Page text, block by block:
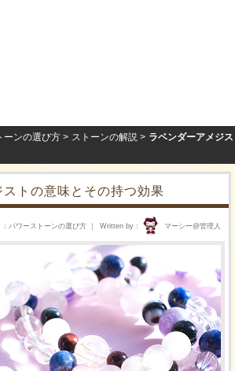
ーンの選び方 ストーンの解説
ラベンダーアメジス
トの意味とその持つ効果
Written by マーシー@管理人
パワーストーンの選び方